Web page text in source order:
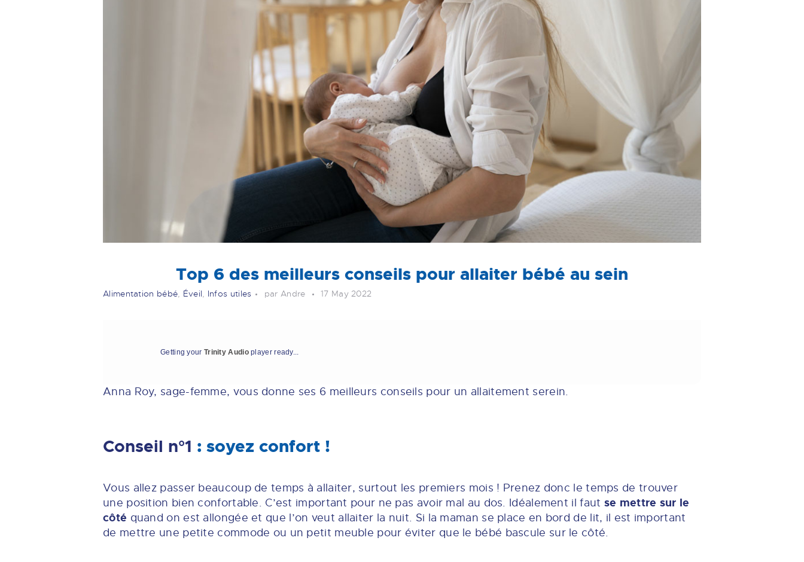
Top 6 des meilleurs conseils pour allaiter bébé au sein
Alimentation bébé, Éveil, Infos utiles par Andre 17 May 2022
Getting your Trinity Audioplayer ready...
Anna Roy, sage-femme, vous donne ses 6 meilleurs conseils pour un allaitement serein.
Conseil n°1 : soyez confort !
Vous allez passer beaucoup de temps à allaiter, surtout les premiers mois ! Prenez donc le temps de trouver
une position bien confortable. C’est important pour ne pas avoir mal au dos. Idéalement il faut se mettre sur le
côté quand on est allongée et que l’on veut allaiter la nuit. Si la maman se place en bord de lit, il est important
de mettre une petite commode ou un petit meuble pour éviter que le bébé bascule sur le côté.